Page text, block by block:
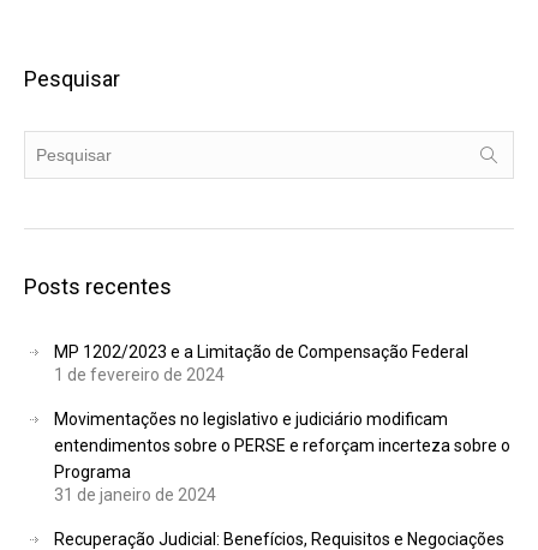
Pesquisar
Posts recentes
MP 1202/2023 e a Limitação de Compensação Federal
1 de fevereiro de 2024
Movimentações no legislativo e judiciário modificam
entendimentos sobre o PERSE e reforçam incerteza sobre o
Programa
31 de janeiro de 2024
Recuperação Judicial: Benefícios, Requisitos e Negociações